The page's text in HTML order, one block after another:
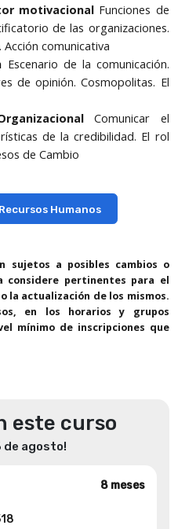
motivacionalFunciones de
de las organizaciones.
comunicativa
Escenario de la comunicación.
de opinión. Cosmopolitas. El
Comunicar el
de la credibilidad. El rol
de Cambio
Humanos
sujetos a posibles cambios o
considere pertinentes para el
la actualización de los mismos.
en los horarios y grupos
mínimo de inscripciones que
este curso
de agosto!
8 meses